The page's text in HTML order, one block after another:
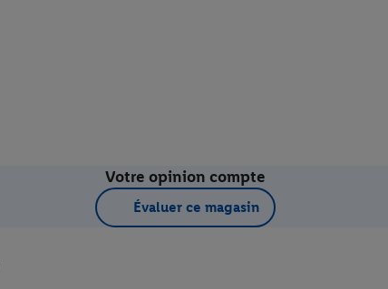
Votre opinion compte
Évaluer ce magasin